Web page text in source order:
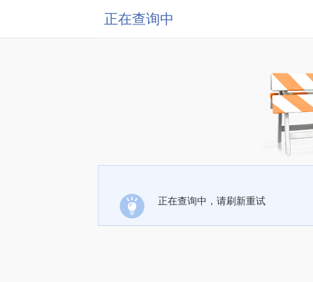
正在查询中
正在查询中，请刷新重试